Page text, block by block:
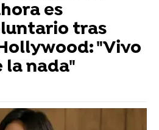
es
tras
"Vivo
la nada"